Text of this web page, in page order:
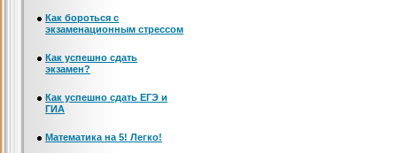
Как бороться с
экзаменационным стрессом
Как успешно сдать
экзамен?
Как успешно сдать ЕГЭ и
ГИА
Математика на 5! Легко!